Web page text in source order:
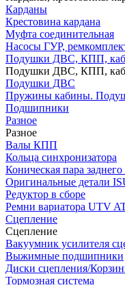
Карданы
Крестовина кардана
Муфта соединительная
Насосы ГУР,
Подушки ДВС, КПП,
Подушки ДВС, КПП,
Подушки ДВС
Пружины кабины.
Подшипники
Разное
Разное
Валы КПП
Кольца синхронизатора
Коническая пара заднего
Оригинальные детали
Редуктор в сборе
Ремни вариатора UTV
Сцепление
Сцепление
Вакуумник усилителя
Выжимные подшипники
Диски сцепления/
Тормозная система